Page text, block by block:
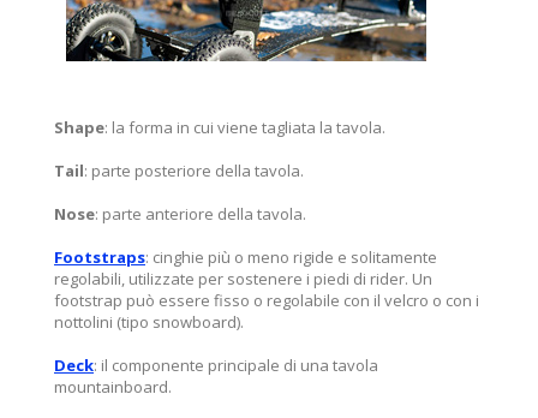
Shape: la forma in cui viene tagliata la tavola.
Tail: parte posteriore della tavola.
Nose: parte anteriore della tavola.
Footstraps: cinghie più o meno rigide e solitamente
regolabili, utilizzate per sostenere i piedi di rider. Un
footstrap può essere fisso o regolabile con il velcro o con i
nottolini (tipo snowboard).
Deck: il componente principale di una tavola
mountainboard.